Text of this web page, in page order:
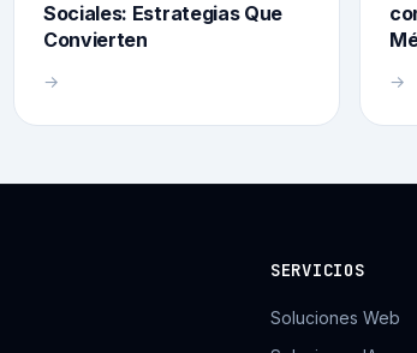
Sociales: Estrategias Que
Convierten
→ →
SERVICIOS
Soluciones Web